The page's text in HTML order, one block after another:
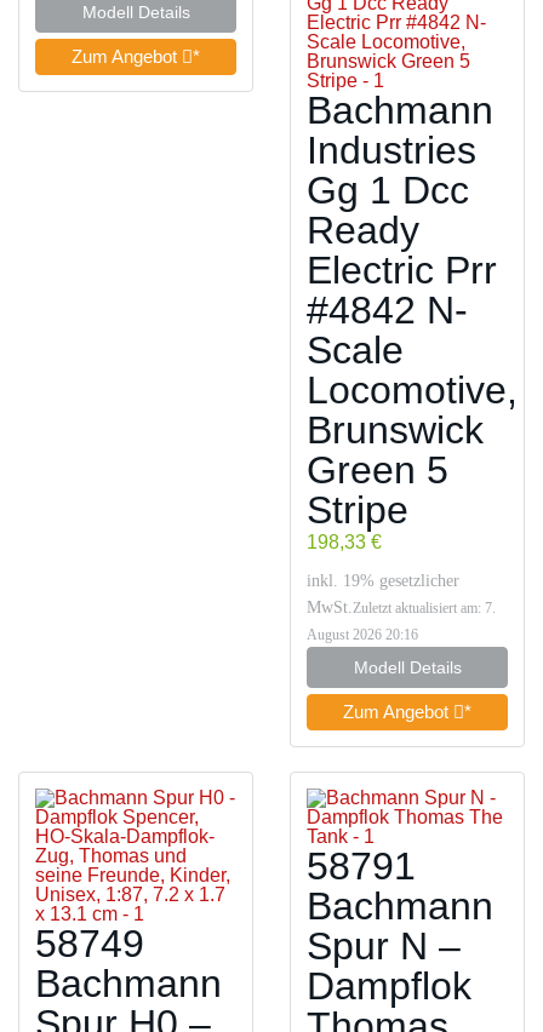
Modell Details
Zum Angebot *
Bachmann
Industries
Gg 1 Dcc
Ready
Electric Prr
#4842 N-
Scale
Locomotive,
Brunswick
Green 5
Stripe
198,33 €
inkl. 19% gesetzlicher
MwSt. Zuletzt aktualisiert am: 7.
August 2026 20:16
Modell Details
Zum Angebot *
58749
Bachmann
58791
Bachmann
Spur N –
Dampflok